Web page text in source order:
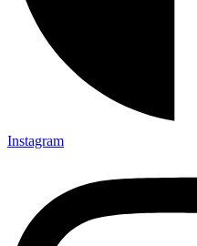
Instagram